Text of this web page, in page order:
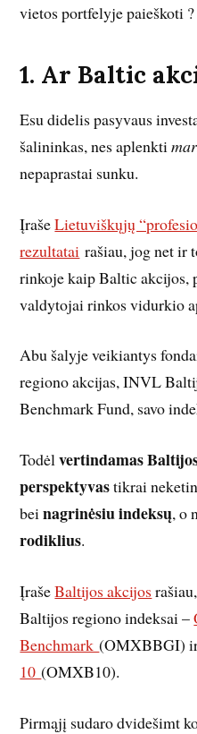
vietos portfelyje paieškoti ?
1. Ar Baltic
Esu didelis pasyvaus
šalininkas, nes aplenkti
nepaprastai sunku.
ĮrašeLietuviškųjų
rezultatai rašiau, jog net ir
rinkoje kaip Baltic akcijos,
valdytojai rinkos vidurkio
Abu šalyje veikiantys
regiono akcijas, INVL
Benchmark Fund, savo
Todėlvertindamas
perspektyvastikrai
beinagrinėsiu indeksų, o
rodiklius.
ĮrašeBaltijos akcijos
Baltijos regiono indeksai –
Benchmark(OMXBBGI)
10(OMXB10).
Pirmąjį sudaro dvidešimt